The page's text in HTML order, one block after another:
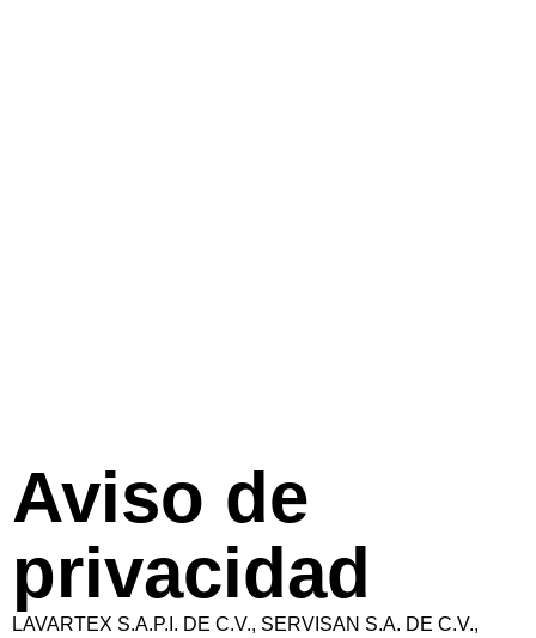
Aviso de
privacidad
LAVARTEX S.A.P.I. DE C.V., SERVISAN S.A. DE C.V.,